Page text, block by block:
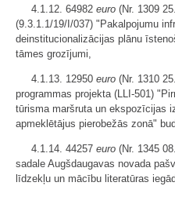
4.1.12. 64982 euro (Nr. 1309
(9.3.1.1/19/I/037) "Pakalpojumu
deinstitucionalizācijas plānu
tāmes grozījumi,
4.1.13. 12950 euro (Nr. 1310
programmas projekta (LLI-501)
tūrisma maršruta un ekspozīcijas
apmeklētājus pierobežās zonā"
4.1.14. 44257 euro (Nr. 1345
sadale Augšdaugavas novada
līdzekļu un mācību literatūras